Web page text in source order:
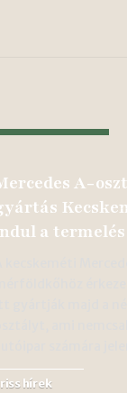
A-
a termelés
hírek